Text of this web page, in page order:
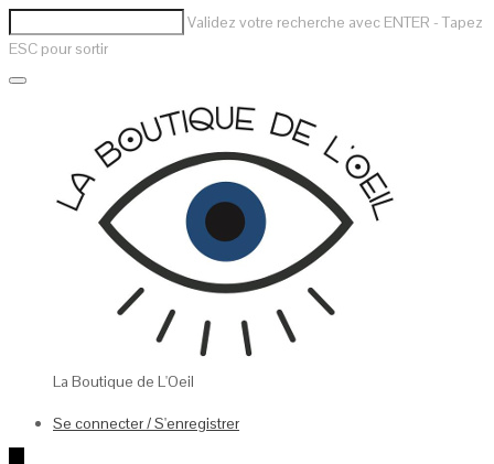
Validez votre recherche avec ENTER - Tapez
ESC pour sortir
La Boutique de L'Oeil
Se connecter / S'enregistrer